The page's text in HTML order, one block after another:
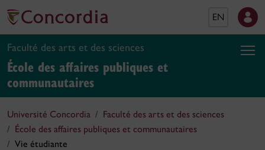
EN
Faculté des arts et des sciences
École des affaires publiques et
communautaires
Université Concordia
Faculté des arts et des sciences
École des affaires publiques et communautaires
Vie étudiante